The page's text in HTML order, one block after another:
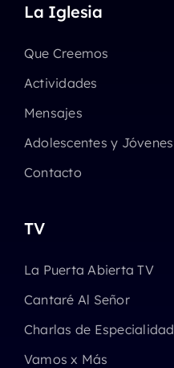
La Iglesia
Que Creemos
Actividades
Mensajes
Adolescentes y Jóvenes
Contacto
TV
La Puerta Abierta TV
Cantaré Al Señor
Charlas de Especialidad
Vamos x Más